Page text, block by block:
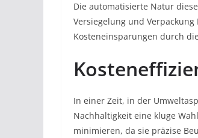
Die automatisierte Natur
Versiegelung und
Kosteneinsparungen durch
In einer Zeit, in der
Nachhaltigkeit eine kluge
minimieren, da sie präzise